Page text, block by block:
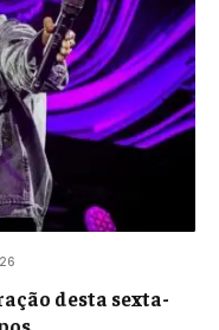
desta sexta-